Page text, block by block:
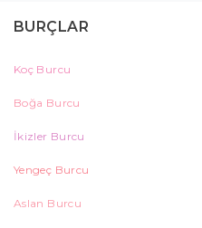
BURÇLAR
Koç Burcu
Boğa Burcu
İkizler Burcu
Yengeç Burcu
Aslan Burcu